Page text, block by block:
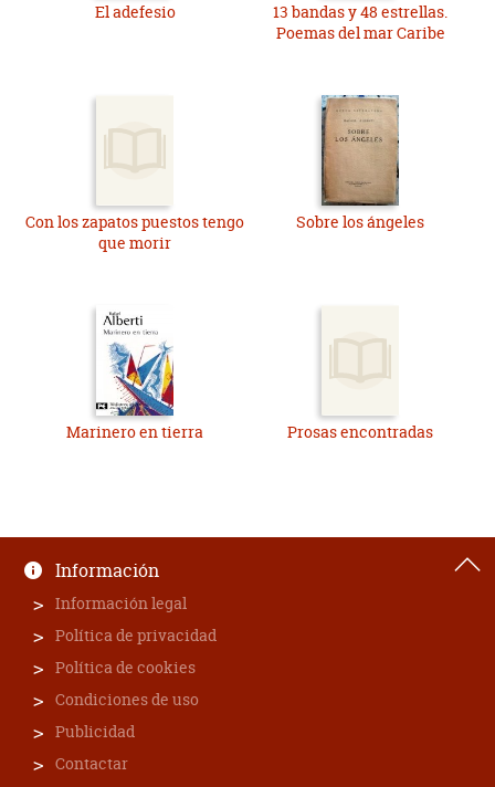
El adefesio
13 bandas y 48 estrellas.
Poemas del mar Caribe
Con los zapatos puestos tengo
que morir
Sobre los ángeles
Marinero en tierra Prosas encontradas
Información
Información legal
Política de privacidad
Política de cookies
Condiciones de uso
Publicidad
Contactar